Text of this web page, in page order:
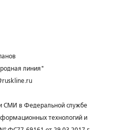
линия"
СМИ в Федеральной службе
технологий и